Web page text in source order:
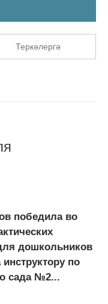
Теркәлергә
победила во
дошкольников
по
сада №2...